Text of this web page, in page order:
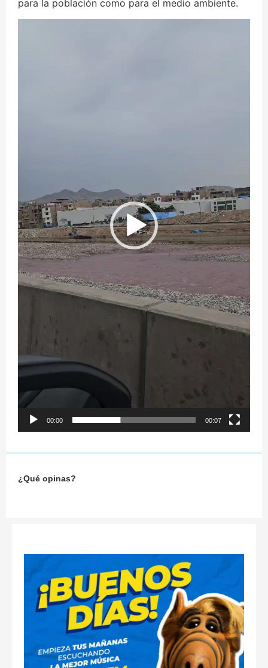
para la población como para el medio ambiente.
00:00 00:07
¿Qué opinas?